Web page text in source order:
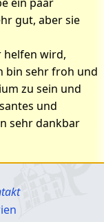
gut, aber sie
helfen wird,
bin sehr froh und
zu sein und
und
sehr dankbar